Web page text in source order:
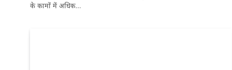
के कामों में अधिक…